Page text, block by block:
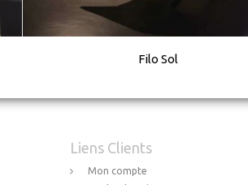
Filo Sol
Liens Clients
Mon compte